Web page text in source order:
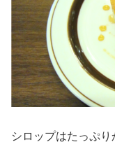
シロップはたっぷり